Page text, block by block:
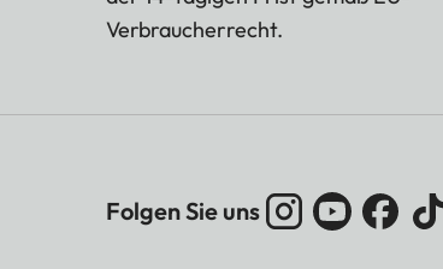
Verbraucherrecht.
Folgen Sie uns